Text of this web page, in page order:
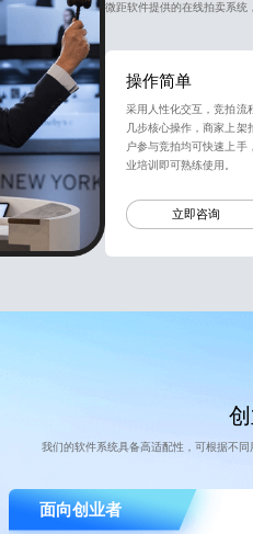
微距软件提供的在线拍卖系统
操作简单
采用人性化交互，竞拍流
几步核心操作，商家上架
户参与竞拍均可快速上手
业培训即可熟练使用。
立即咨询
我们的软件系统具备高适配性，可根据不
面向创业者